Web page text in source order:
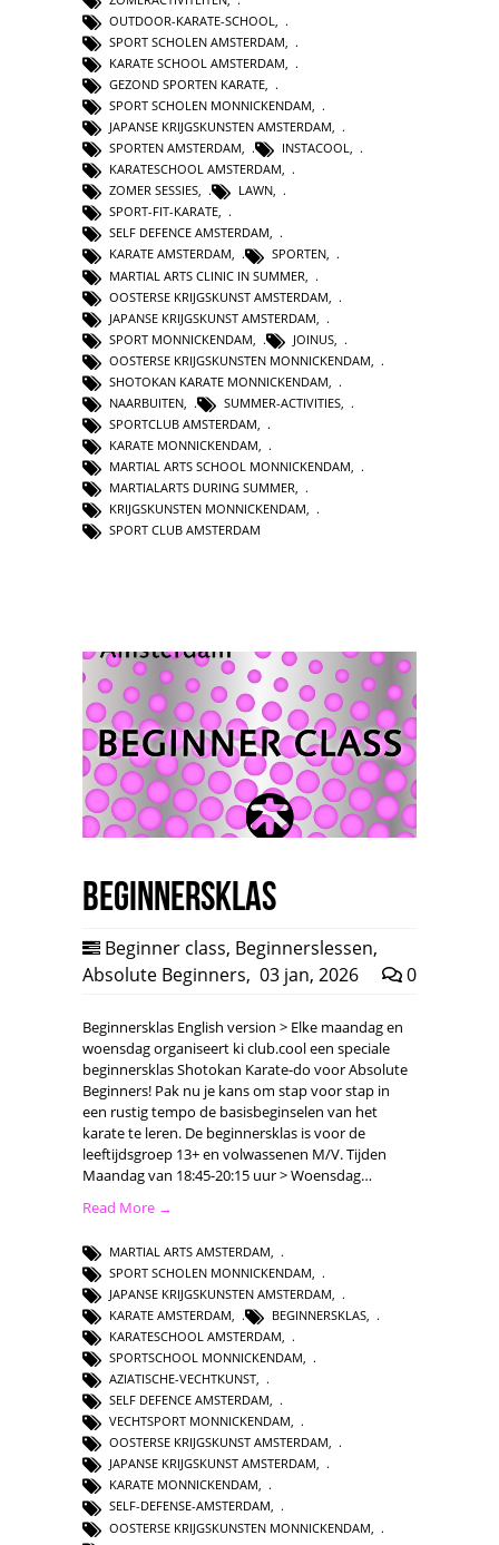
OUTDOOR-KARATE-SCHOOL
SPORT SCHOLEN AMSTERDAM
KARATE SCHOOL AMSTERDAM
GEZOND SPORTEN KARATE
SPORT SCHOLEN MONNICKENDAM,
JAPANSE KRIJGSKUNSTEN AMSTERDAM,
SPORTEN AMSTERDAM, INSTACOOL,
KARATESCHOOL AMSTERDAM,
ZOMER SESSIES, LAWN,
SPORT-FIT-KARATE,
SELF DEFENCE AMSTERDAM,
KARATE AMSTERDAM, SPORTEN,
MARTIAL ARTS CLINIC IN SUMMER
OOSTERSE KRIJGSKUNST AMSTERDAM
JAPANSE KRIJGSKUNST AMSTERDAM
SPORT MONNICKENDAM
JOINUS
OOSTERSE KRIJGSKUNSTEN MONNICKENDAM
SHOTOKAN KARATE MONNICKENDAM
NAARBUITEN
SUMMER-ACTIVITIES
SPORTCLUB AMSTERDAM
KARATE MONNICKENDAM,
MARTIAL ARTS SCHOOL MONNICKENDAM,
MARTIALARTS DURING SUMMER,
KRIJGSKUNSTEN MONNICKENDAM,
SPORT CLUB AMSTERDAM
Beginnersklas
Beginner class, Beginnerslessen,
Absolute Beginners, 03 jan, 2026 0
Beginnersklas English version > Elke maandag en
woensdag organiseert ki club.cool een speciale
beginnersklas Shotokan Karate-do voor Absolute
Beginners! Pak nu je kans om stap voor stap in
een rustig tempo de basisbeginselen van het
karate te leren. De beginnersklas is voor de
leeftijdsgroep 13+ en volwassenen M/V. Tijden
Maandag van 18:45-20:15 uur > Woensdag…
Read More →
MARTIAL ARTS AMSTERDAM
SPORT SCHOLEN MONNICKENDAM
JAPANSE KRIJGSKUNSTEN AMSTERDAM
KARATE AMSTERDAM
BEGINNERSKLAS
KARATESCHOOL AMSTERDAM
SPORTSCHOOL MONNICKENDAM,
AZIATISCHE-VECHTKUNST,
SELF DEFENCE AMSTERDAM,
VECHTSPORT MONNICKENDAM,
OOSTERSE KRIJGSKUNST AMSTERDAM,
JAPANSE KRIJGSKUNST AMSTERDAM,
KARATE MONNICKENDAM,
SELF-DEFENSE-AMSTERDAM,
OOSTERSE KRIJGSKUNSTEN MONNICKENDAM